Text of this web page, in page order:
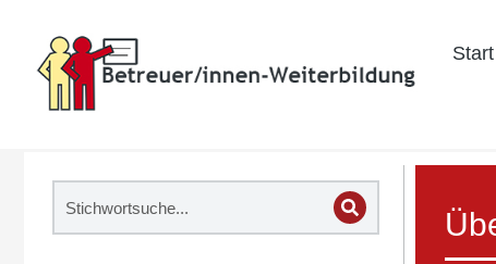
Start